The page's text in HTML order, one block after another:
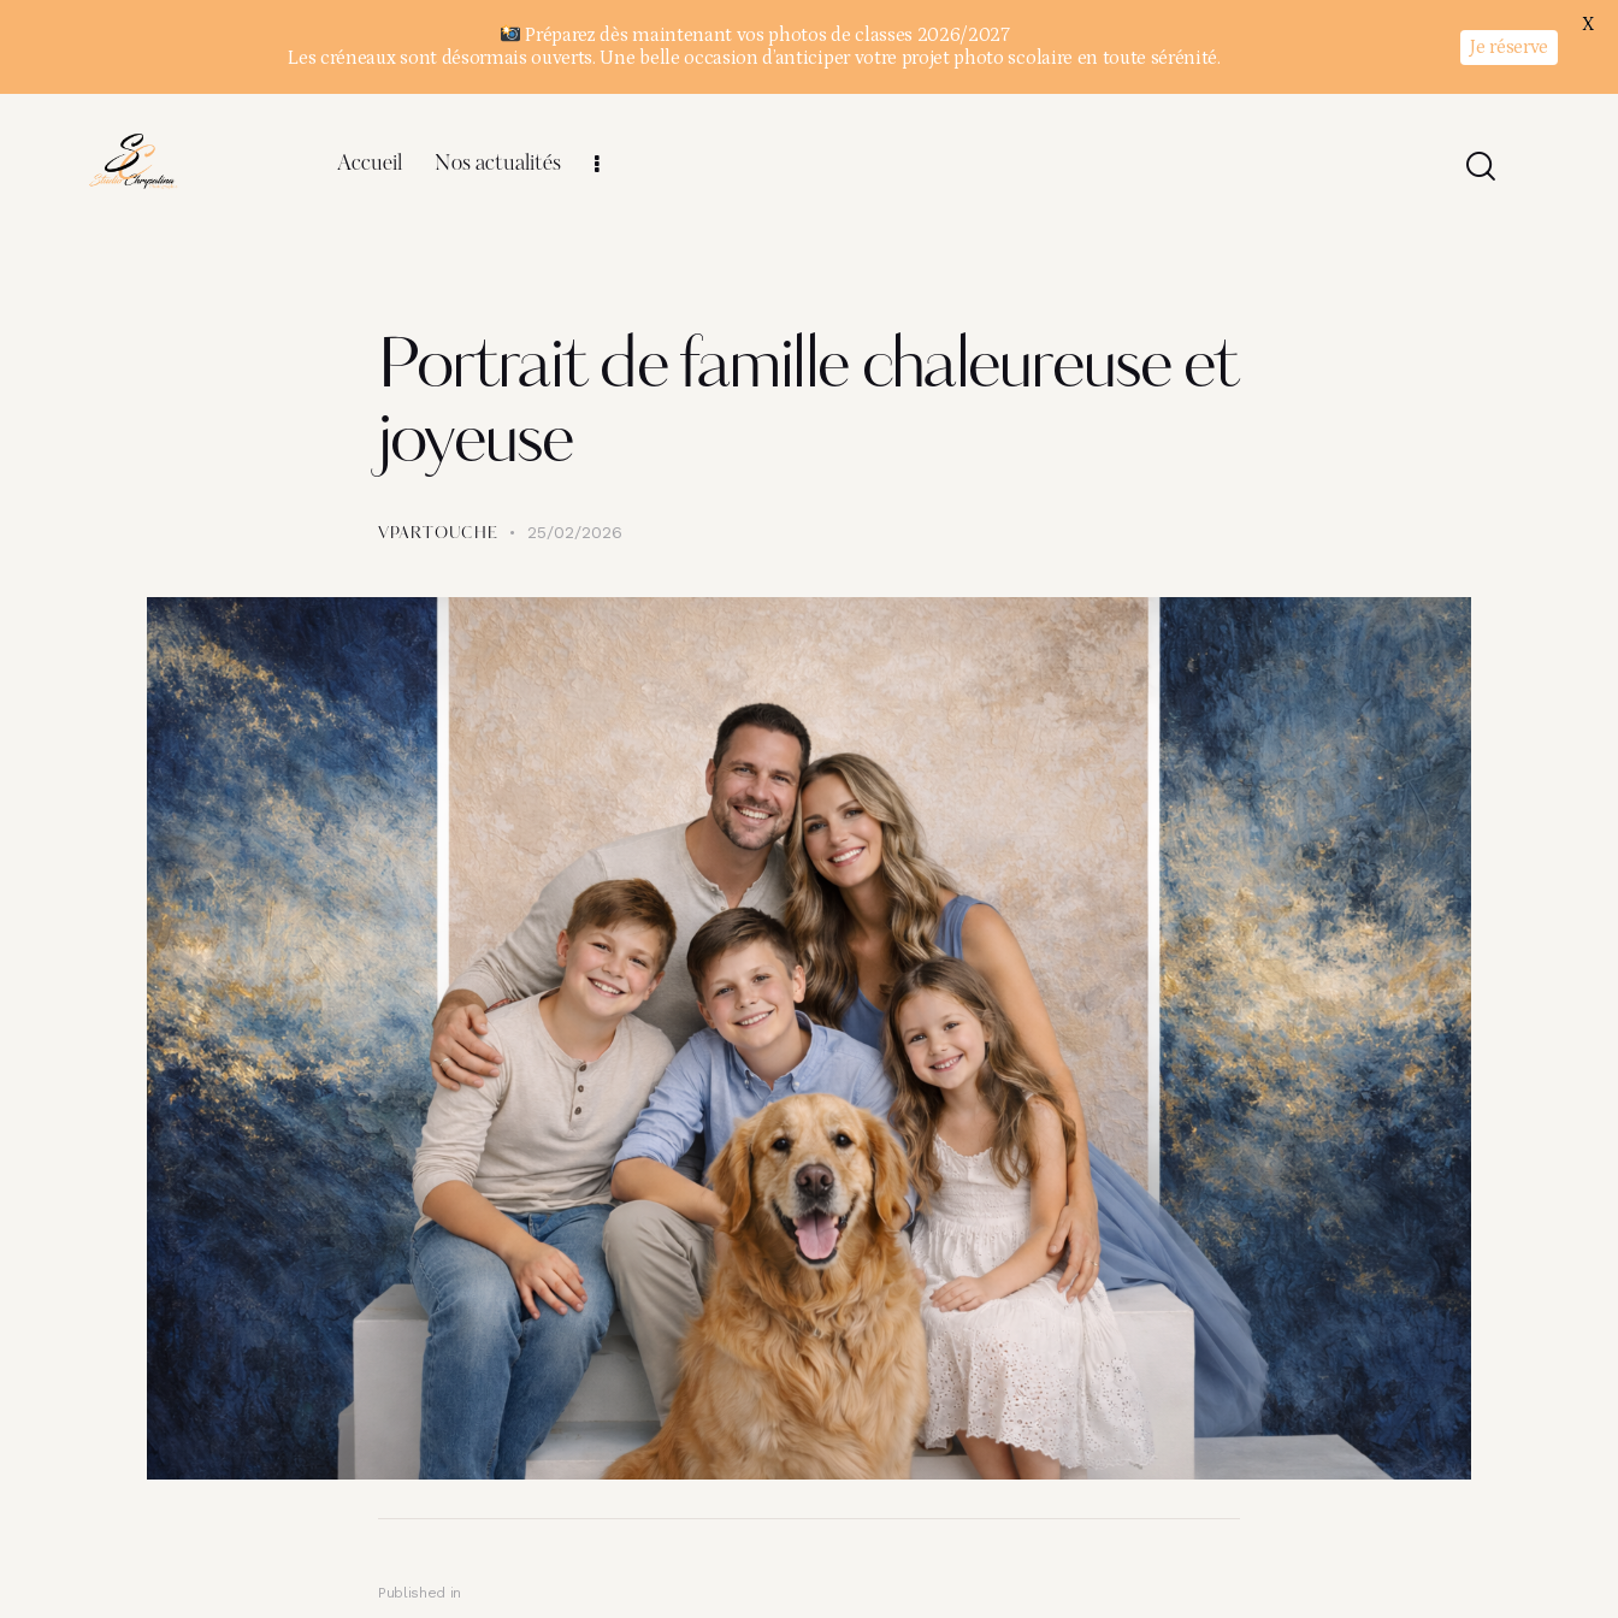
Accueil Nos actualités
Portrait de famille chaleureuse et
joyeuse
VPARTOUCHE 25/02/2026
Published in
Préparez dès maintenant vos photos de classes 2026/2027
Les créneaux sont désormais ouverts. Une belle occasion d’anticiper votre projet photo scolaire en toute sérénité.
Je réserve
X